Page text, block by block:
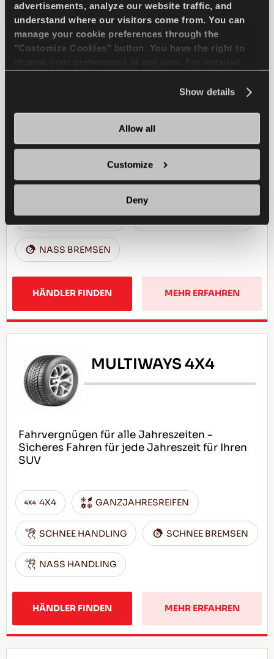
advertisements, analyze our website traffic, and
understand where our visitors come from. You can
manage your cookie preferences through the
"Customize Cookies" button. You have the right to
Show details
Allow all
Customize
Deny
MULTIWAYS 2
Fahren und Komfort zu jeder Jahreszeit
SCHNEE HANDLING SCHNEE BREMSEN
NASS HANDLING TROCKEN BREMSEN
NASS BREMSEN
HÄNDLER FINDEN MEHR ERFAHREN
MULTIWAYS 4X4
Fahrvergnügen für alle Jahreszeiten -
Sicheres Fahren für jede Jahreszeit für Ihren
SUV
4X4 GANZJAHRESREIFEN
SCHNEE HANDLING SCHNEE BREMSEN
NASS HANDLING
HÄNDLER FINDEN MEHR ERFAHREN